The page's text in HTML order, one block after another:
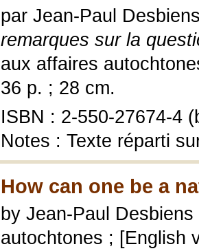
par Jean-Paul
remarques sur la
aux affaires
36 p. ; 28 cm.
ISBN : 2-550-27674-4
Notes : Texte réparti
How can one be a
by Jean-Paul
autochtones ; [English